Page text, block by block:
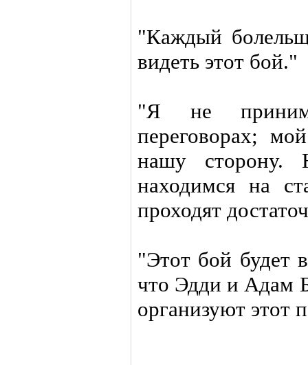
"Каждый
видеть этот бой."
"Я не
переговорах;
нашу
находимся на
проходят
"Этот бой будет
что Эдди и Адам
организуют этот